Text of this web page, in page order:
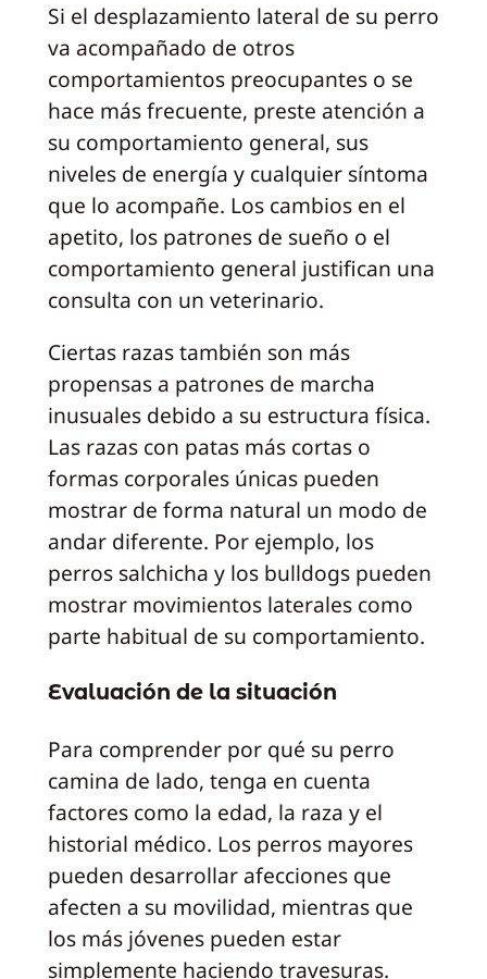
Si el desplazamiento lateral de su perro
va acompañado de otros
comportamientos preocupantes o se
hace más frecuente, preste atención a
su comportamiento general, sus
niveles de energía y cualquier síntoma
que lo acompañe. Los cambios en el
apetito, los patrones de sueño o el
comportamiento general justifican una
consulta con un veterinario.
Ciertas razas también son más
propensas a patrones de marcha
inusuales debido a su estructura física.
Las razas con patas más cortas o
formas corporales únicas pueden
mostrar de forma natural un modo de
andar diferente. Por ejemplo, los
perros salchicha y los bulldogs pueden
mostrar movimientos laterales como
parte habitual de su comportamiento.
Evaluación de la situación
Para comprender por qué su perro
camina de lado, tenga en cuenta
factores como la edad, la raza y el
historial médico. Los perros mayores
pueden desarrollar afecciones que
afecten a su movilidad, mientras que
los más jóvenes pueden estar
simplemente haciendo travesuras.